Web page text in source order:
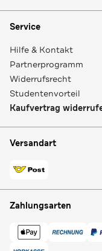
Service
Hilfe & Kontakt
Partnerprogramm
Widerrufsrecht
Studentenvorteil
Kaufvertrag
Versandart
Zahlungsarten